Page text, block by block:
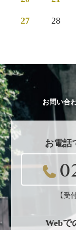
27
28
お問い合
お電話
【受
Webで